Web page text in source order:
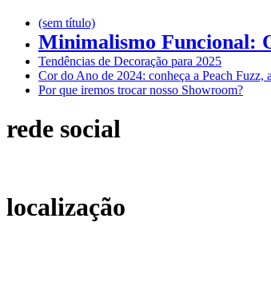
(sem título)
Minimalismo Funcional:
Tendências de Decoração para 2025
Cor do Ano de 2024: conheça a Peach Fuzz,
Por que iremos trocar nosso Showroom?
rede social
localização